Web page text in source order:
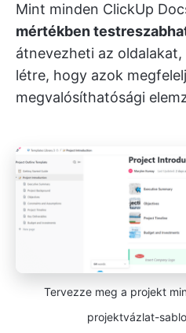
Mint minden ClickUp
mértékben
átnevezheti az
létre, hogy azok
megvalósíthatósági
Tervezze meg a projekt
projektvázlat-